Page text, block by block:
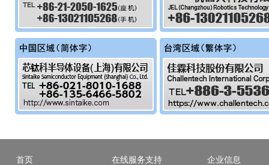
首页 在线服务支持 企业信息